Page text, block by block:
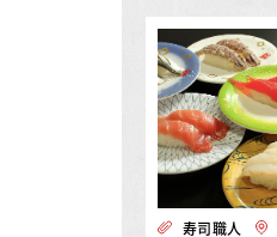
寿司職人